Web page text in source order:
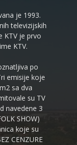
je 1993.
televizijskih
KTV je prvo
KTV.
po
emisije koje
sa dva
su TV
navedene 3
SHOW)
koje su
CENZURE